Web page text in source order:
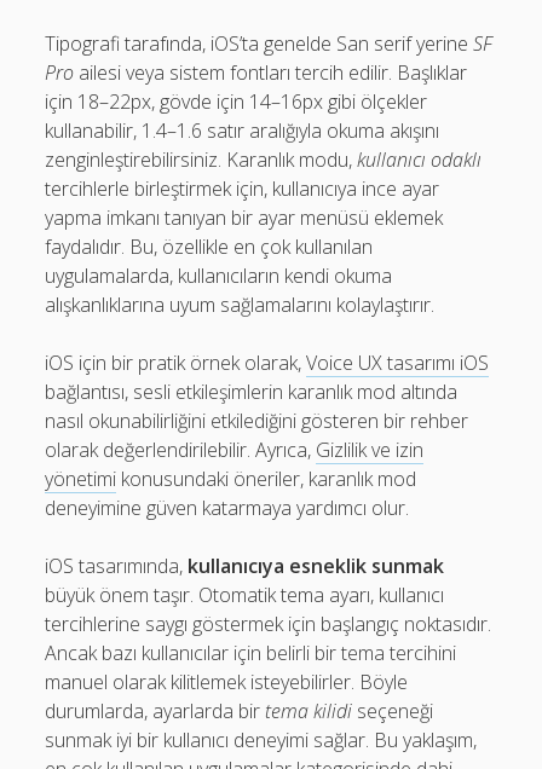
Tipografi tarafında, iOS’ta genelde San serif yerineSF
Pro ailesi veya sistem fontları tercih edilir. Başlıklar
için 18–22px, gövde için 14–16px gibi ölçekler
kullanabilir, 1.4–1.6 satır aralığıyla okuma akışını
zenginleştirebilirsiniz. Karanlık modu,kullanıcı odaklı
tercihlerle birleştirmek için, kullanıcıya ince ayar
yapma imkanı tanıyan bir ayar menüsü eklemek
faydalıdır. Bu, özellikle en çok kullanılan
uygulamalarda, kullanıcıların kendi okuma
alışkanlıklarına uyum sağlamalarını kolaylaştırır.
iOS için bir pratik örnek olarak,Voice UX tasarımı iOS
bağlantısı, sesli etkileşimlerin karanlık mod altında
nasıl okunabilirliğini etkilediğini gösteren bir rehber
olarak değerlendirilebilir. Ayrıca, Gizlilik ve izin
yönetimi konusundaki öneriler, karanlık mod
deneyimine güven katarmaya yardımcı olur.
iOS tasarımında, kullanıcıya esneklik sunmak
büyük önem taşır. Otomatik tema ayarı, kullanıcı
tercihlerine saygı göstermek için başlangıç noktasıdır.
Ancak bazı kullanıcılar için belirli bir tema tercihini
manuel olarak kilitlemek isteyebilirler. Böyle
durumlarda, ayarlarda bir tema kilidi seçeneği
sunmak iyi bir kullanıcı deneyimi sağlar. Bu yaklaşım,